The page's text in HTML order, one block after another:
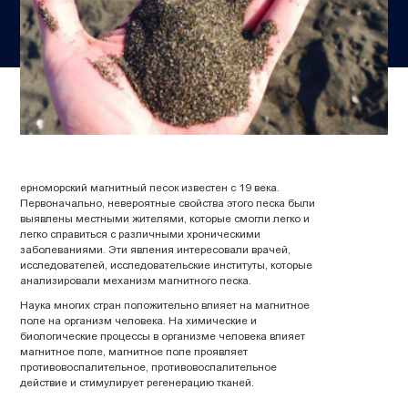
ерноморский магнитный песок известен с 19 века.
Первоначально, невероятные свойства этого песка были
выявлены местными жителями, которые смогли легко и
легко справиться с различными хроническими
заболеваниями. Эти явления интересовали врачей,
исследователей, исследовательские институты, которые
анализировали механизм магнитного песка.
Наука многих стран положительно влияет на магнитное
поле на организм человека. На химические и
биологические процессы в организме человека влияет
магнитное поле, магнитное поле проявляет
противовоспалительное, противовоспалительное
действие и стимулирует регенерацию тканей.